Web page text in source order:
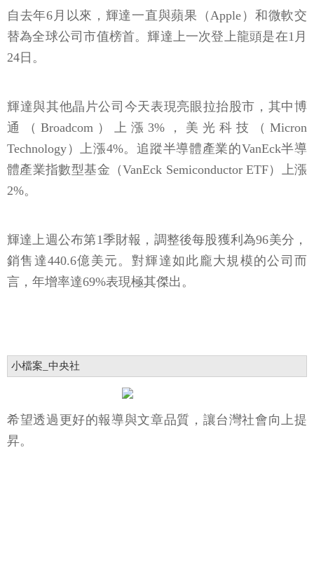
自去年6月以來，輝達一直與蘋果（Apple）和微軟交
替為全球公司市值榜首。輝達上一次登上龍頭是在1月
24日。
輝達與其他晶片公司今天表現亮眼拉抬股市，其中博
通（Broadcom）上漲3%，美光科技（Micron
Technology）上漲4%。追蹤半導體產業的VanEck半導
體產業指數型基金（VanEck Semiconductor ETF）上漲
2%。
輝達上週公布第1季財報，調整後每股獲利為96美分，
銷售達440.6億美元。對輝達如此龐大規模的公司而
言，年增率達69%表現極其傑出。
小檔案_中央社
希望透過更好的報導與文章品質，讓台灣社會向上提
昇。